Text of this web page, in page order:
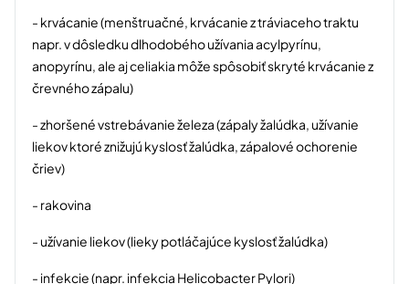
- krvácanie (menštruačné, krvácanie z tráviaceho traktu
napr. v dôsledku dlhodobého užívania acylpyrínu,
anopyrínu, ale aj celiakia môže spôsobiť skryté krvácanie z
črevného zápalu)
- zhoršené vstrebávanie železa (zápaly žalúdka, užívanie
liekov ktoré znižujú kyslosť žalúdka, zápalové ochorenie
čriev)
- rakovina
- užívanie liekov (lieky potláčajúce kyslosť žalúdka)
- infekcie (napr. infekcia Helicobacter Pylori)